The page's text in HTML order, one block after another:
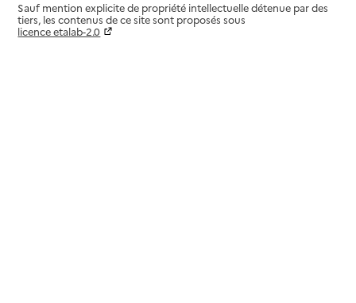
Sauf mention explicite de propriété intellectuelle détenue par des
tiers, les contenus de ce site sont proposés sous
licence etalab-2.0